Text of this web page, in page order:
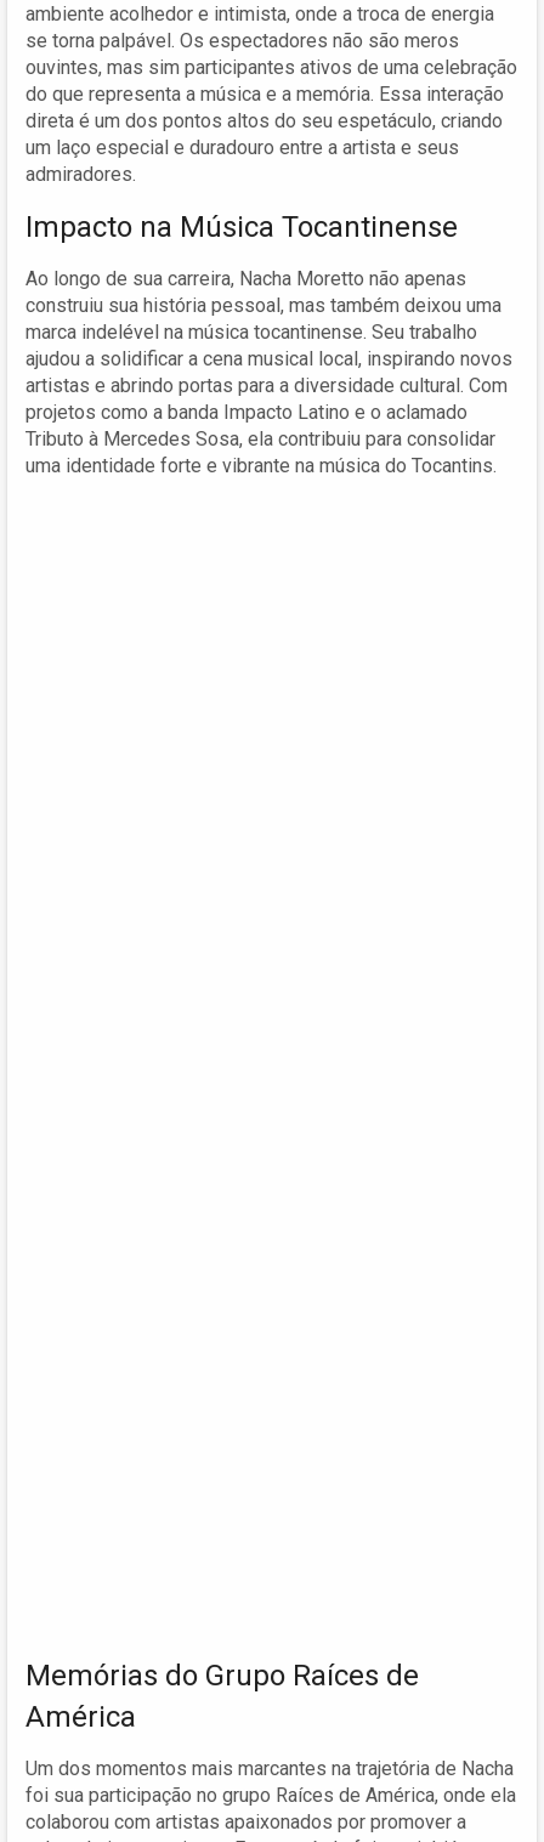
ambiente acolhedor e intimista, onde a troca de energia
se torna palpável. Os espectadores não são meros
ouvintes, mas sim participantes ativos de uma celebração
do que representa a música e a memória. Essa interação
direta é um dos pontos altos do seu espetáculo, criando
um laço especial e duradouro entre a artista e seus
admiradores.
Impacto na Música Tocantinense
Ao longo de sua carreira, Nacha Moretto não apenas
construiu sua história pessoal, mas também deixou uma
marca indelével na música tocantinense. Seu trabalho
ajudou a solidificar a cena musical local, inspirando novos
artistas e abrindo portas para a diversidade cultural. Com
projetos como a banda Impacto Latino e o aclamado
Tributo à Mercedes Sosa, ela contribuiu para consolidar
uma identidade forte e vibrante na música do Tocantins.
Memórias do Grupo Raíces de
América
Um dos momentos mais marcantes na trajetória de Nacha
foi sua participação no grupo Raíces de América, onde ela
colaborou com artistas apaixonados por promover a